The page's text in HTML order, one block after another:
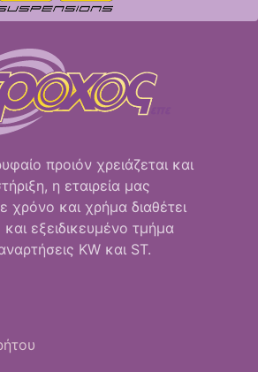
προιόν χρειάζεται και
η εταιρεία μας
χρόνο και χρήμα διαθέτει
εξειδικευμένο τμήμα
KW και ST.